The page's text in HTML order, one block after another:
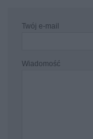
Twój e-mail
Wiadomość